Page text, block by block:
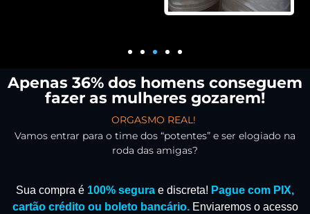
Apenas 36% dos homens conseguem
fazer as mulheres gozarem!
ORGASMO REAL!
Vamos entrar para o time dos “potentes” e ser elogiado na
roda das amigas?
Sua compra é 100% segura e discreta! Pague com PIX,
cartão crédito ou boleto bancário. Enviaremos o acesso